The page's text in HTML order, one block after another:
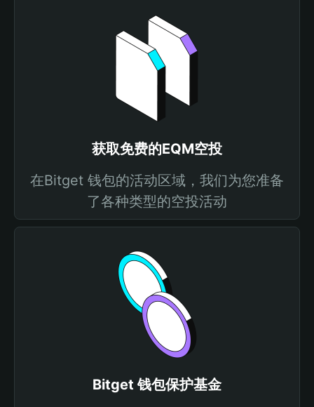
获取免费的EQM空投
在Bitget 钱包的活动区域，我们为您准备
了各种类型的空投活动
Bitget 钱包保护基金